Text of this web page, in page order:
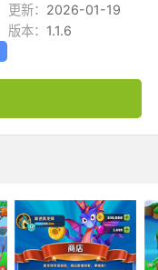
更新： 2026-01-19
版本： 1.1.6